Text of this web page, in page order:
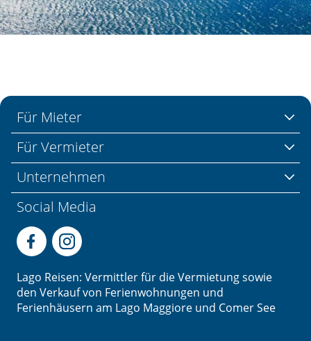
Für Mieter
Für Vermieter
Unternehmen
Social Media
Lago Reisen: Vermittler für die Vermietung sowie
den Verkauf von Ferienwohnungen und
Ferienhäusern am Lago Maggiore und Comer See